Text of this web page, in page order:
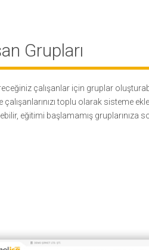
Grupları
çalışanlar için gruplar
çalışanlarınızı toplu olarak sisteme
eğitimi başlamamış gruplarınıza